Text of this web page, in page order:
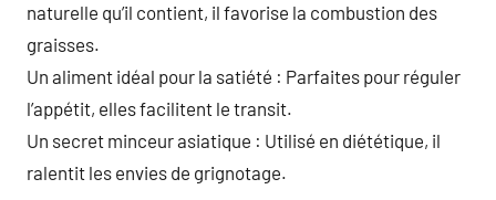
naturelle qu’il contient, il favorise la combustion des
graisses.
Un aliment idéal pour la satiété : Parfaites pour réguler
l’appétit, elles facilitent le transit.
Un secret minceur asiatique : Utilisé en diététique, il
ralentit les envies de grignotage.